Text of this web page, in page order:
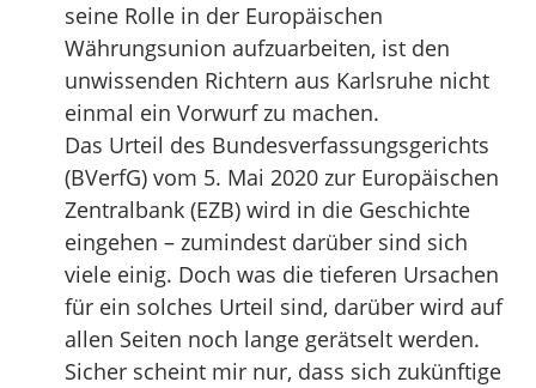
seine Rolle in der Europäischen
Währungsunion aufzuarbeiten, ist den
unwissenden Richtern aus Karlsruhe nicht
einmal ein Vorwurf zu machen.
Das Urteil des Bundesverfassungsgerichts
(BVerfG) vom 5. Mai 2020 zur Europäischen
Zentralbank (EZB) wird in die Geschichte
eingehen – zumindest darüber sind sich
viele einig. Doch was die tieferen Ursachen
für ein solches Urteil sind, darüber wird auf
allen Seiten noch lange gerätselt werden.
Sicher scheint mir nur, dass sich zukünftige